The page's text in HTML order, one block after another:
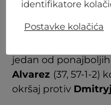
protiv Kineza
jedan od
Alvarez (37, 57-1-2)
okršaj protiv
identifikatore
Postavke kolačića